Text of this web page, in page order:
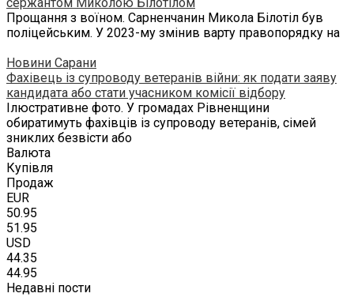
Прощання з воїном. Сарненчанин Микола Білотіл був
поліцейським. У 2023-му змінив варту правопорядку на
Новини Сарани
Фахівець із супроводу ветеранів війни: як подати заяву
кандидата або стати учасником комісії відбору
Ілюстративне фото. У громадах Рівненщини
обиратимуть фахівців із супроводу ветеранів, сімей
зниклих безвісти або
Валюта
Купівля
Продаж
EUR
50.95
51.95
USD
44.35
44.95
Недавні пости